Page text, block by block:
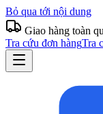
Bỏ qua tới nội dung
Giao hàng toàn
Tra cứu đơn hàngTra